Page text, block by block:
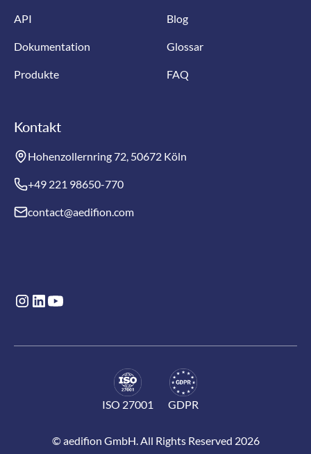
API
Dokumentation
Produkte
Blog
Glossar
FAQ
Kontakt
Hohenzollernring 72, 50672 Köln
+49 221 98650-770
contact@aedifion.com
© aedifion GmbH. All Rights Reserved 2026
ISO 27001 GDPR